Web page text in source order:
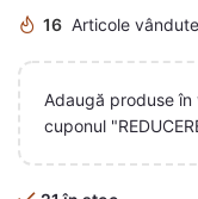
16 Articole
Adaugă produse în
cuponul